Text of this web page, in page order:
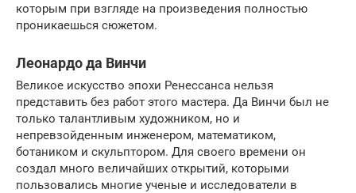
которым при взгляде на произведения полностью
проникаешься сюжетом.
Леонардо да Винчи
Великое искусство эпохи Ренессанса нельзя
представить без работ этого мастера. Да Винчи был не
только талантливым художником, но и
непревзойденным инженером, математиком,
ботаником и скульптором. Для своего времени он
создал много величайших открытий, которыми
пользовались многие ученые и исследователи в